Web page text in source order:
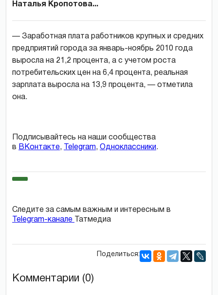
Наталья Кропотова...
— Заработная плата работников крупных и средних
предприятий города за январь-ноябрь 2010 года
выросла на 21,2 процента, а с учетом роста
потребительских цен на 6,4 процента, реальная
зарплата выросла на 13,9 процента, — отметила
она.
Подписывайтесь на наши сообщества
в ВКонтакте, Telegram, Одноклассники.
Следите за самым важным и интересным в
Telegram-канале
Татмедиа
Поделиться:
Комментарии (0)